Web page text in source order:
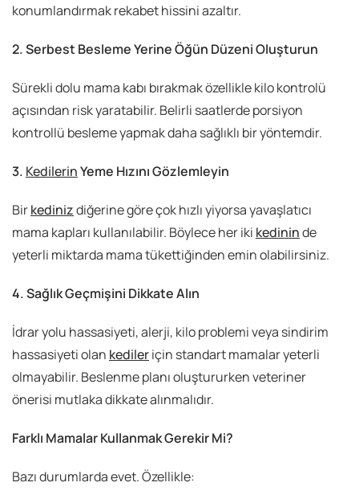
konumlandırmak rekabet hissini azaltır.
2. Serbest Besleme Yerine Öğün Düzeni Oluşturun
Sürekli dolu mama kabı bırakmak özellikle kilo kontrolü
açısından risk yaratabilir. Belirli saatlerde porsiyon
kontrollü besleme yapmak daha sağlıklı bir yöntemdir.
3. KedilerinYeme Hızını Gözlemleyin
Birkedinizdiğerine göre çok hızlı yiyorsa yavaşlatıcı
mama kapları kullanılabilir. Böylece her iki kedininde
yeterli miktarda mama tükettiğinden emin olabilirsiniz.
4. Sağlık Geçmişini Dikkate Alın
İdrar yolu hassasiyeti, alerji, kilo problemi veya sindirim
hassasiyeti olan kedileriçin standart mamalar yeterli
olmayabilir. Beslenme planı oluştururken veteriner
önerisi mutlaka dikkate alınmalıdır.
Farklı Mamalar Kullanmak Gerekir Mi?
Bazı durumlarda evet. Özellikle: